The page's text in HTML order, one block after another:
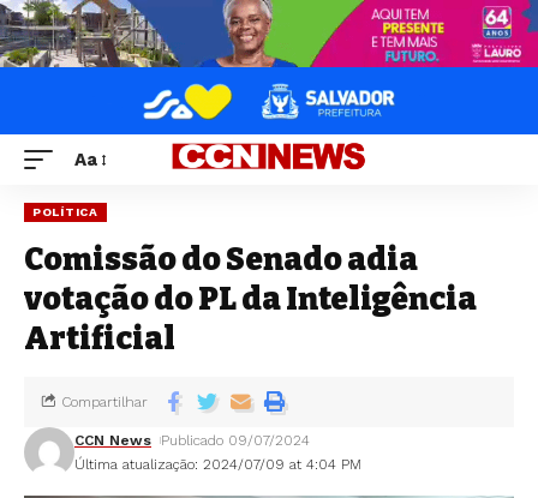
Aa
POLÍTICA
Comissão do Senado adia
votação do PL da Inteligência
Artificial
Última atualização: 2024/07/09 at 4:04 PM
CCN News Publicado 09/07/2024
Compartilhar